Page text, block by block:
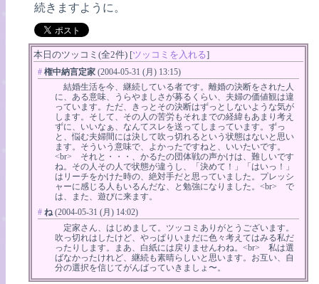
続きますように。
本日のツッコミ(全2件) [ツッコミを入れる]
# 権中納言定家 (2004-05-31 (月) 13:15)
結婚生活を今、継続している者です。離婚の決断をされた人
に、ある意味、うらやましさが募るくらい、夫婦の価値観は違
っています。ただ、きっとその決断はずっとしないような気が
します。そして、その人の苦労もそれまでの経緯もあまり考え
ずに、いいなぁ、なんてスレを送ってしまっています。ずっ
と、悩む夫婦間には決して吹っ切れるという状態はないと思い
ます。そういう意味で、よかったですねと、いいたいです。
<br> それと・・・、かるたの団体戦の声かけは、難しいです
ね。その人その人で状態が違うし、「決めて！」「はいっ！」
はリーチをかけた時の、絶対手だと思っていました。プレッシ
ャーに感じる人もいるんだな、と勉強になりました。<br> で
は、また、遊びに来ます。
# ね (2004-05-31 (月) 14:02)
定家さん、はじめまして。ツッコミありがとうございます。
吹っ切れはしたけど、やっぱりいまだに色々考えてはみる私だ
ったりします。まあ、白紙には戻りませんわね。<br> 私は選
ばなかったけれど、継続も素晴らしいと思います。お互い、自
分の選択を信じてがんばっていきましょ〜。